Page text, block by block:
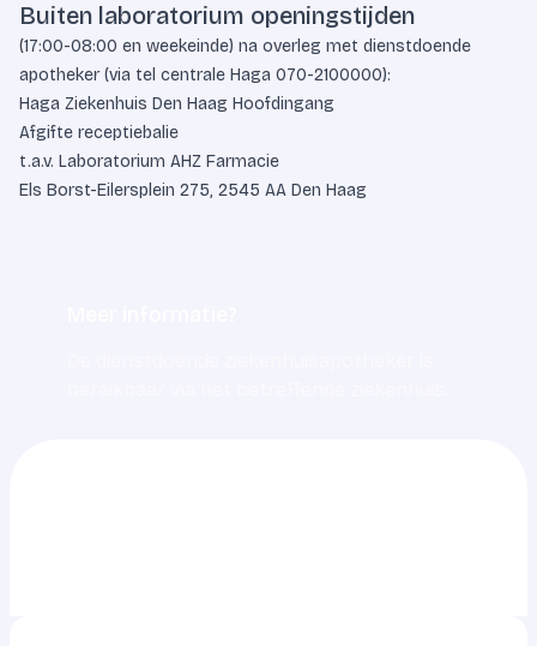
Buiten laboratorium openingstijden
(17:00-08:00 en weekeinde) na overleg met dienstdoende
apotheker (via tel centrale Haga 070-2100000):
Haga Ziekenhuis Den Haag Hoofdingang
Afgifte receptiebalie
t.a.v. Laboratorium AHZ Farmacie
Els Borst-Eilersplein 275, 2545 AA Den Haag